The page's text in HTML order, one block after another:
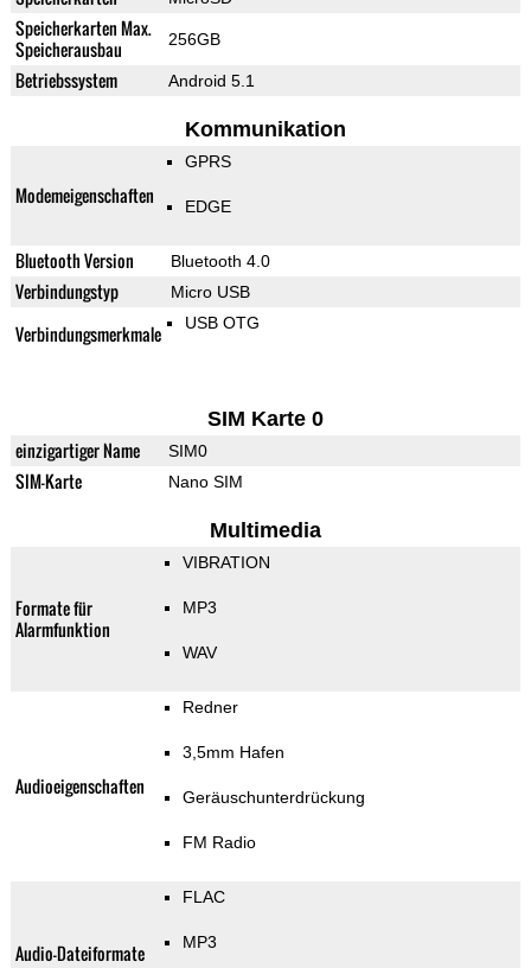
Speicherkarten Max.
Speicherausbau
256GB
Betriebssystem Android 5.1
Kommunikation
Modemeigenschaften
GPRS
EDGE
Bluetooth Version Bluetooth 4.0
Verbindungstyp Micro USB
Verbindungsmerkmale USB OTG
SIM Karte 0
einzigartiger Name SIM0
SIM-Karte Nano SIM
Multimedia
Formate für
Alarmfunktion
VIBRATION
MP3
WAV
Audioeigenschaften
Redner
3,5mm Hafen
Geräuschunterdrückung
FM Radio
Audio-Dateiformate
FLAC
MP3